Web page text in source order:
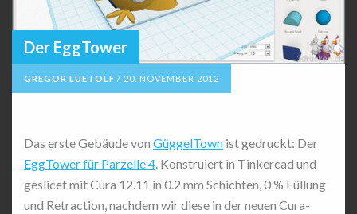
Der EggTower
GREGOR LUETOLF / 20. NOVEMBER 2012
Das erste Gebäude von GüggelTown ist gedruckt: Der
EggTower für Parzelle 4. Konstruiert in Tinkercad und
geslicet mit Cura 12.11 in 0.2 mm Schichten, 0 % Füllung
und Retraction, nachdem wir diese in der neuen Cura-